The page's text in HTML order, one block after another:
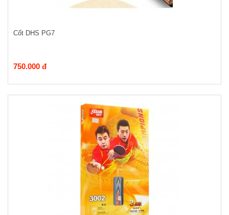
Cốt DHS PG7
750.000 đ